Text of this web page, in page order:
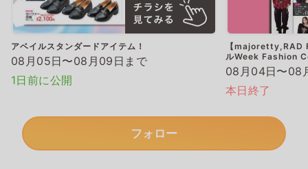
アベイルスタンダードアイテム！
08月05日〜08月09日まで
1日前に公開
【majoretty,RAD
ルWeek Fashion
08月04日〜08
本日終了
フォロー